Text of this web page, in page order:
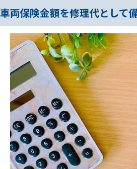
車両保険金額を修理代として